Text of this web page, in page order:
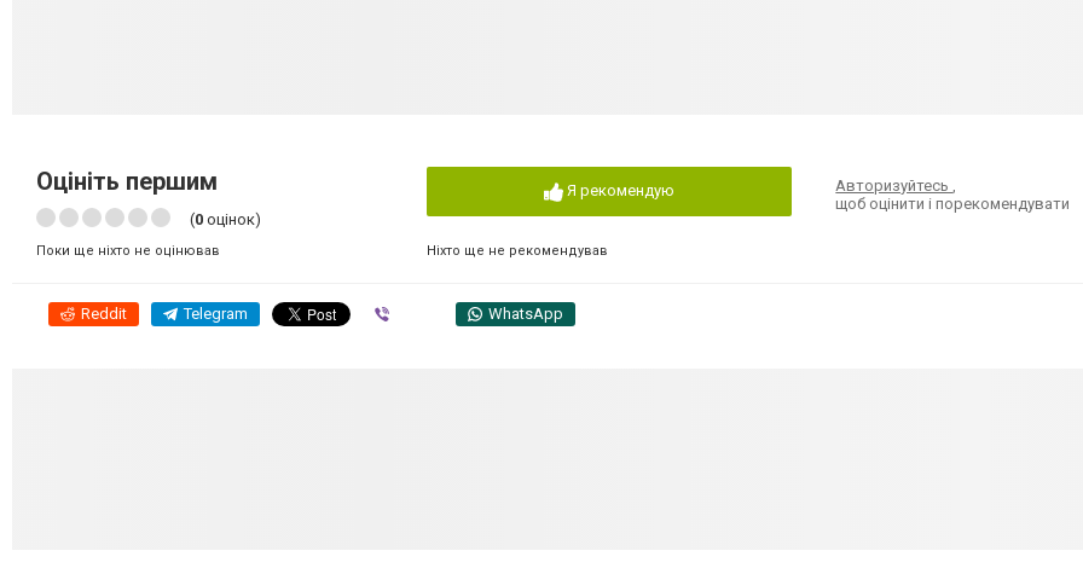
Оцініть першим
(0 оцінок)
Поки ще ніхто не оцінював
Я рекомендую
Ніхто ще не рекомендував
Авторизуйтесь,
щоб оцінити і порекомендувати
Reddit Telegram WhatsApp